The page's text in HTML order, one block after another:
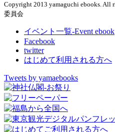
Copyright 2013 yamaguchi ebooks. All
委員会
イベント一覧-Event ebook
Facebook
twitter
はじめて利用される方へ
Tweets by yamaebooks